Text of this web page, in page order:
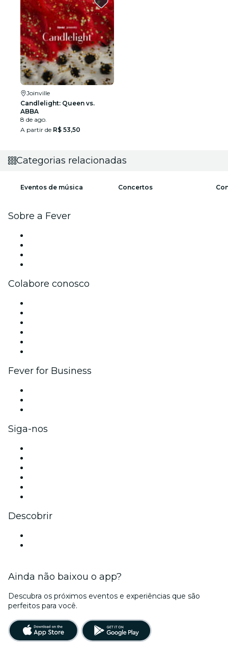
Joinville
Candlelight: Queen vs.
ABBA
8 de ago.
A partir de R$ 53,50
Categorias relacionadas
Eventos de música Concertos
Sobre a Fever
Colabore conosco
Fever for Business
Siga-nos
Descobrir
Ainda não baixou o app?
Descubra os próximos eventos e experiências que são
perfeitos para você.